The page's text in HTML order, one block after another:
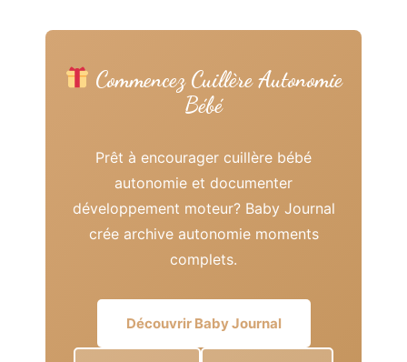
Commencez Cuillère Autonomie
Bébé
Prêt à encourager cuillère bébé
autonomie et documenter
développement moteur? Baby Journal
crée archive autonomie moments
complets.
Découvrir Baby Journal